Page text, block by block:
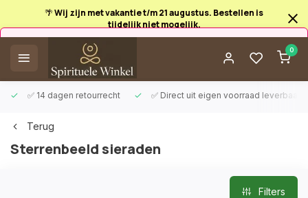
🌴 Wij zijn met vakantie t/m 21 augustus. Bestellen is
tijdelijk niet mogelijk.
0
✅ 14 dagen retourrecht ✅ Direct uit eigen voorraad leverbaar
Afrekenen is uitgeschakeld.
Terug
Sterrenbeeld sieraden
Filters